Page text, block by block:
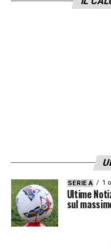
LA PLAYLIST
SERIE A 1
Ultime
sul